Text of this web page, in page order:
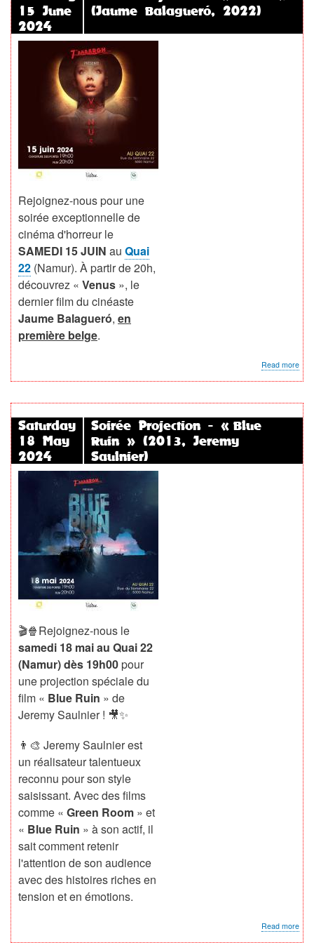
»
15 June
2024
(Jaume Balagueró, 2022)
Rejoignez-nous pour une
soirée exceptionnelle de
cinéma d'horreur le
SAMEDI 15 JUIN au Quai
22 (Namur). À partir de 20h,
découvrez « Venus », le
dernier film du cinéaste
Jaume Balagueró, en
première belge.
Read more
«
»
Saturday
18 May
2024
Soirée Projection - « Blue
Ruin » (2013, Jeremy
Saulnier)
🎬🍿Rejoignez-nous le
samedi 18 mai au Quai 22
(Namur)dès 19h00pour
une projection spéciale du
film « Blue Ruin » de
Jeremy Saulnier ! 🎥✨
👨‍🎨 Jeremy Saulnier est
un réalisateur talentueux
reconnu pour son style
saisissant. Avec des films
comme « Green Room » et
« Blue Ruin » à son actif, il
sait comment retenir
l'attention de son audience
avec des histoires riches en
tension et en émotions.
Read more